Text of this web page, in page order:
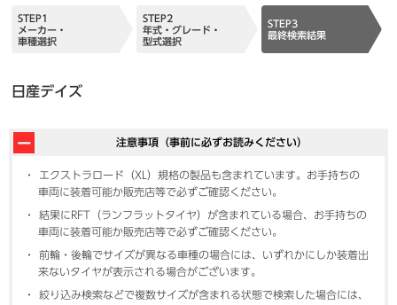
STEP1
メーカー・
車種選択
STEP2
年式・グレード・
型式選択
STEP3
最終検索結果
日産デイズ
注意事項（事前に必ずお読みください）
エクストラロード（XL）規格の製品も含まれています。お手持ちの
車両に装着可能か販売店等で必ずご確認ください。
結果にRFT（ランフラットタイヤ）が含まれている場合、お手持ちの
車両に装着可能か販売店等で必ずご確認ください。
前輪・後輪でサイズが異なる車種の場合には、いずれかにしか装着出
来ないタイヤが表示される場合がございます。
絞り込み検索などで複数サイズが含まれる状態で検索した場合には、